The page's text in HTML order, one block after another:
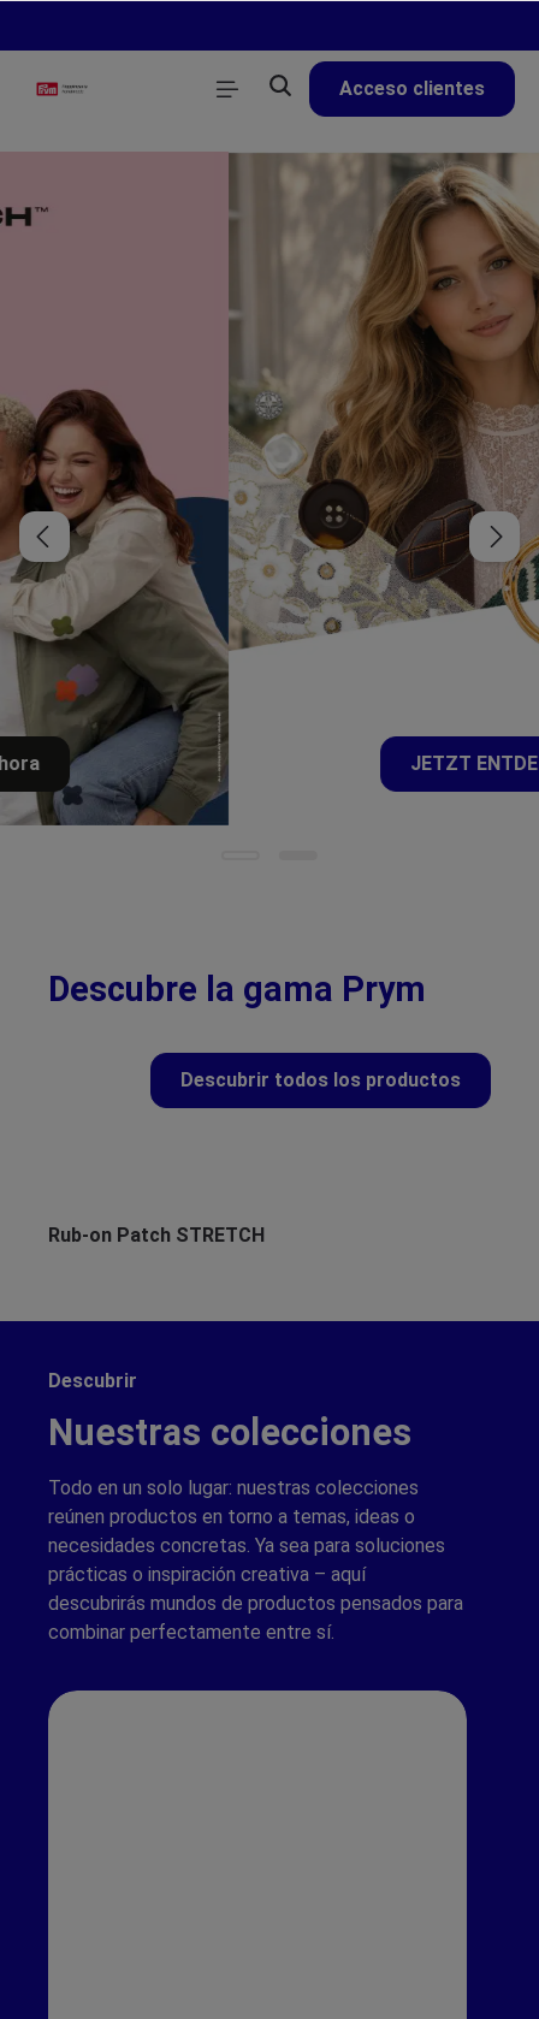
Acceso clientes
JETZT ENTDECKEN
Descubre la gama Prym
Descubrir todos los productos
Rub-on Patch STRETCH
Descubrir
Nuestras colecciones
Todo en un solo lugar: nuestras colecciones
reúnen productos en torno a temas, ideas o
necesidades concretas. Ya sea para soluciones
prácticas o inspiración creativa – aquí
descubrirás mundos de productos pensados para
combinar perfectamente entre sí.